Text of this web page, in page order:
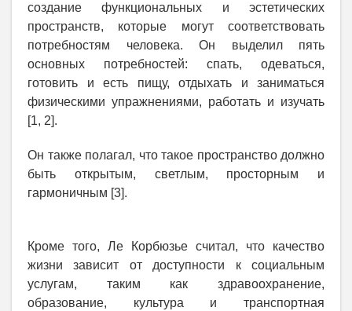
создание функциональных и эстетических
пространств, которые могут соответствовать
потребностям человека. Он выделил пять
основных потребностей: спать, одеваться,
готовить и есть пищу, отдыхать и заниматься
физическими упражнениями, работать и изучать
[1, 2].
Он также полагал, что такое пространство должно
быть открытым, светлым, просторным и
гармоничным [3].
Кроме того, Ле Корбюзье считал, что качество
жизни зависит от доступности к социальным
услугам, таким как здравоохранение,
образование, культура и транспортная